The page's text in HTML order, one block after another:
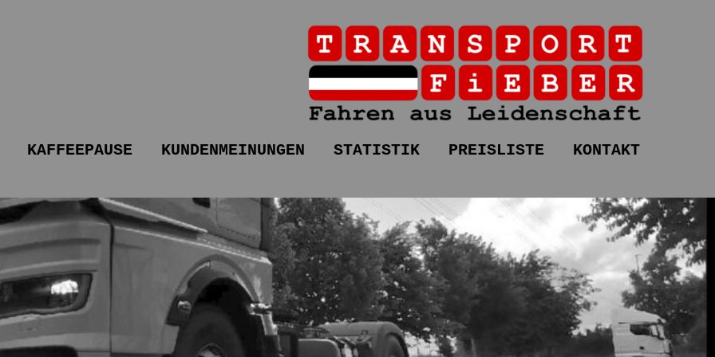
KAFFEEPAUSE KUNDENMEINUNGEN STATISTIK PREISLISTE KONTAKT